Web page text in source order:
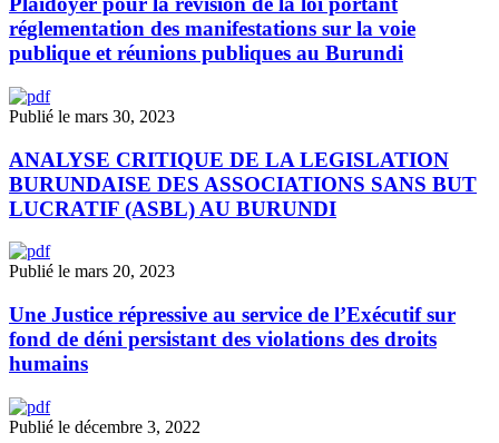
réglementation des manifestations sur la voie
publique et réunions publiques au Burundi
Publié le mars 30, 2023
ANALYSE CRITIQUE DE LA LEGISLATION
BURUNDAISE DES ASSOCIATIONS SANS BUT
LUCRATIF (ASBL) AU BURUNDI
Publié le mars 20, 2023
Une Justice répressive au service de l’Exécutif sur
fond de déni persistant des violations des droits
humains
Publié le décembre 3, 2022